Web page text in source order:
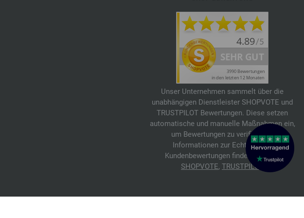
Unser Unternehmen sammelt über die
unabhängigen Dienstleister SHOPVOTE und
TRUSTPILOT Bewertungen. Diese setzen
automatische und manuelle Maßnahmen ein,
um Bewertungen zu verifizieren.
Informationen zur Echtheit von
Kundenbewertungen findest du hier:
SHOPVOTE, TRUSTPILOT